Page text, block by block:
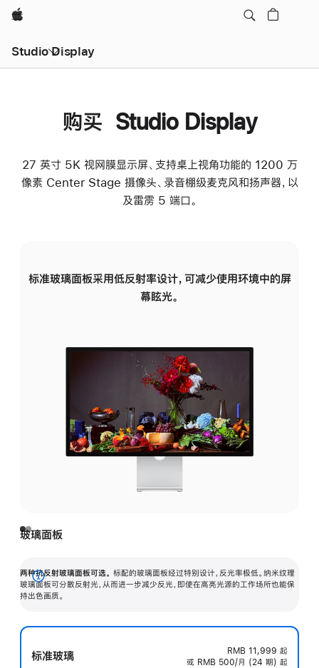
Apple
Studio Display
购买 Studio Display
27 英寸 5K 视网膜显示屏、支持桌上视角功能的 1200 万
像素 Center Stage 摄像头、录音棚级麦克风和扬声器，以
及雷雳 5 端口。
标准玻璃面板采用低反射率设计，可减少使用环境中的屏
幕眩光。
玻璃面板
两种抗反射玻璃面板可选。 标配的玻璃面板经过特别设计，反光率极低。纳米纹理
玻璃面板可分散反射光，从而进一步减少反光，即使在高亮光源的工作场所也能保
持出色画质。
展
开
标准玻璃 RMB 11,999 起
或 RMB 500/月 (24 期) 起